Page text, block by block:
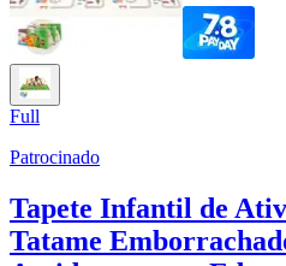
Full
Patrocinado
Tapete Infantil de
Tatame